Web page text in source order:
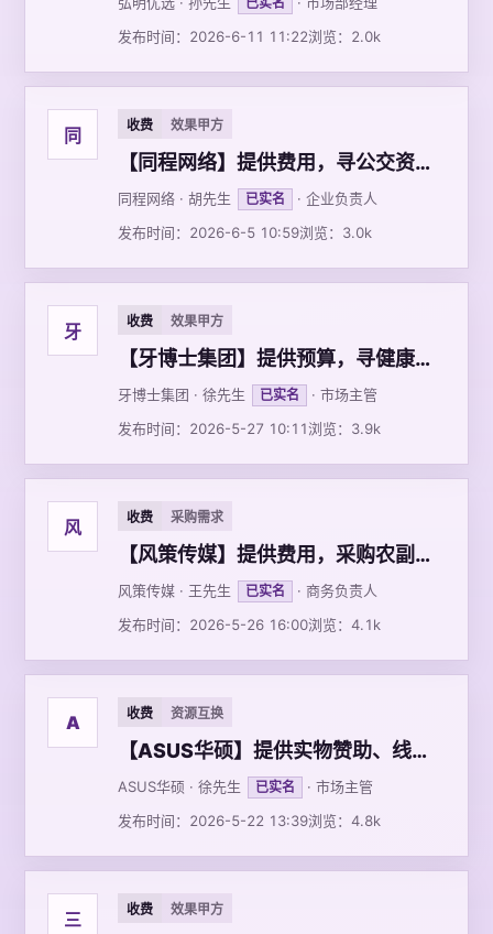
发布时间：2026-6-11 11:22浏览：2.0k
同 收费 效果甲方
【同程网络】提供费用，寻公交资源和地铁资源
同程网络 · 胡先生 已实名
· 企业负责人
发布时间：2026-6-5 10:59浏览：3.0k
牙 收费 效果甲方
【牙博士集团】提供预算，寻健康服务资源合作
牙博士集团 · 徐先生 已实名
· 市场主管
发布时间：2026-5-27 10:11浏览：3.9k
风 收费 采购需求
【风策传媒】提供费用，采购农副产品
风策传媒 · 王先生 已实名
· 商务负责人
发布时间：2026-5-26 16:00浏览：4.1k
A 收费 资源互换
【ASUS华硕】提供实物赞助、线上媒体资源，寻异业合作，品牌联动
ASUS华硕 · 徐先生 已实名
· 市场主管
发布时间：2026-5-22 13:39浏览：4.8k
三 收费 效果甲方